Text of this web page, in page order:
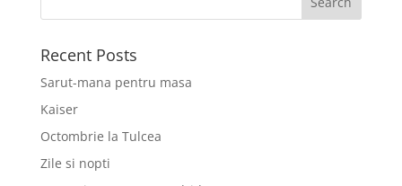
Recent Posts
Sarut-mana pentru masa
Kaiser
Octombrie la Tulcea
Zile si nopti